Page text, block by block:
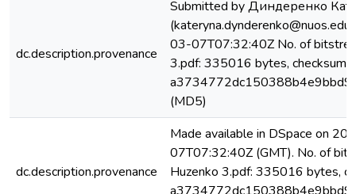
dc.description.provenance
Submitted by Диндеренко
03-07T07:32:40Z No. of
3.pdf: 335016 bytes, checksum:
(MD5)
dc.description.provenance
Made available in DSpace on
07T07:32:40Z (GMT). No. of
Huzenko 3.pdf: 335016 bytes,